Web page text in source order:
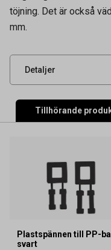
töjning. Det är också
mm.
Detaljer
Artikelnummer
Leverantörens
UNSPSC
Tillhörande
Plastspännen till PP-
svart